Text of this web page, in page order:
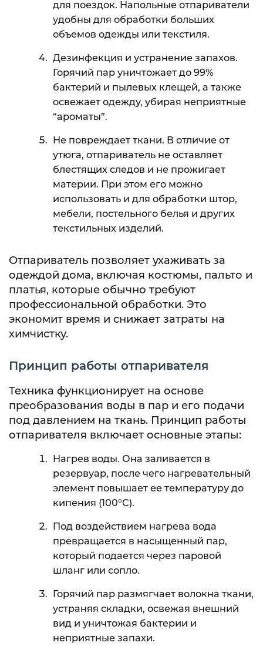
для поездок. Напольные отпариватели
удобны для обработки больших
объемов одежды или текстиля.
Дезинфекция и устранение запахов.
Горячий пар уничтожает до 99%
бактерий и пылевых клещей, а также
освежает одежду, убирая неприятные
“ароматы”.
Не повреждает ткани. В отличие от
утюга, отпариватель не оставляет
блестящих следов и не прожигает
материи. При этом его можно
использовать и для обработки штор,
мебели, постельного белья и других
текстильных изделий.
Отпариватель позволяет ухаживать за
одеждой дома, включая костюмы, пальто и
платья, которые обычно требуют
профессиональной обработки. Это
экономит время и снижает затраты на
химчистку.
Принцип работы отпаривателя
Техника функционирует на основе
преобразования воды в пар и его подачи
под давлением на ткань. Принцип работы
отпаривателя включает основные этапы:
Нагрев воды. Она заливается в
резервуар, после чего нагревательный
элемент повышает ее температуру до
кипения (100°C).
Под воздействием нагрева вода
превращается в насыщенный пар,
который подается через паровой
шланг или сопло.
Горячий пар размягчает волокна ткани,
устраняя складки, освежая внешний
вид и уничтожая бактерии и
неприятные запахи.